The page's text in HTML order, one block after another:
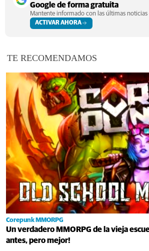
Google de forma gratuita
Mantente informado con las últimas noticias
ACTIVAR AHORA
TE RECOMENDAMOS
Corepunk MMORPG
Un verdadero MMORPG de la vieja
antes, pero mejor!